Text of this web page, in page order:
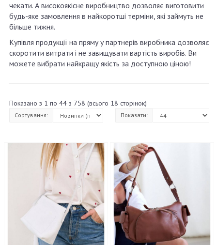
чекати. А високоякісне виробництво дозволяє виготовити
будь-яке замовлення в найкоротші терміни, які займуть не
більше тижня.
Купівля продукції на пряму у партнерів виробника дозволяє
скоротити витрати і не завищувати вартість виробів. Ви
можете вибрати найкращу якість за доступною ціною!
Показано з 1 по 44 з 758 (всього 18 сторінок)
Сортування: Показати: